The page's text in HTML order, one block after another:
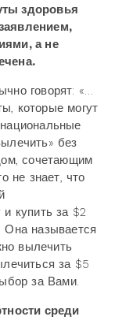
здоровья
а не
говорят: «…
которые могут
без
сочетающим
не знает, что
и купить за $2
Она называется
вылечить
за $5
за Вами.
среди